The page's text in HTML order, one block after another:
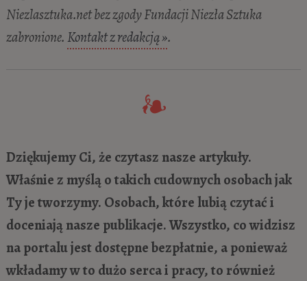
Niezlasztuka.net bez zgody Fundacji Niezła Sztuka
zabronione. Kontakt z redakcją ».
Dziękujemy Ci, że czytasz nasze artykuły.
Właśnie z myślą o takich cudownych osobach jak
Ty je tworzymy. Osobach, które lubią czytać i
doceniają nasze publikacje. Wszystko, co widzisz
na portalu jest dostępne bezpłatnie, a ponieważ
wkładamy w to dużo serca i pracy, to również